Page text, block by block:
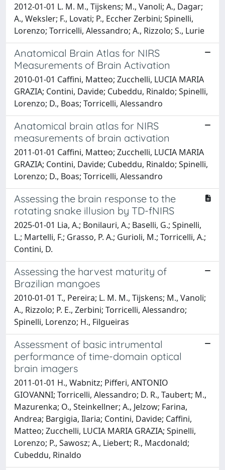
2012-01-01 L. M. M., Tijskens; M., Vanoli; A., Dagar;
A., Weksler; F., Lovati; P., Eccher Zerbini; Spinelli,
Lorenzo; Torricelli, Alessandro; A., Rizzolo; S., Lurie
Anatomical Brain Atlas for NIRS
Measurements of Brain Activation
2010-01-01 Caffini, Matteo; Zucchelli, LUCIA MARIA
GRAZIA; Contini, Davide; Cubeddu, Rinaldo; Spinelli,
Lorenzo; D., Boas; Torricelli, Alessandro
Anatomical brain atlas for NIRS
measurements of brain activation
2011-01-01 Caffini, Matteo; Zucchelli, LUCIA MARIA
GRAZIA; Contini, Davide; Cubeddu, Rinaldo; Spinelli,
Lorenzo; D., Boas; Torricelli, Alessandro
Assessing the brain response to the
rotating snake illusion by TD-fNIRS
2025-01-01 Lia, A.; Bonilauri, A.; Baselli, G.; Spinelli,
L.; Martelli, F.; Grasso, P. A.; Gurioli, M.; Torricelli, A.;
Contini, D.
Assessing the harvest maturity of
Brazilian mangoes
2010-01-01 T., Pereira; L. M. M., Tijskens; M., Vanoli;
A., Rizzolo; P. E., Zerbini; Torricelli, Alessandro;
Spinelli, Lorenzo; H., Filgueiras
Assessment of basic intrumental
performance of time-domain optical
brain imagers
2011-01-01 H., Wabnitz; Pifferi, ANTONIO
GIOVANNI; Torricelli, Alessandro; D. R., Taubert; M.,
Mazurenka; O., Steinkellner; A., Jelzow; Farina,
Andrea; Bargigia, Ilaria; Contini, Davide; Caffini,
Matteo; Zucchelli, LUCIA MARIA GRAZIA; Spinelli,
Lorenzo; P., Sawosz; A., Liebert; R., Macdonald;
Cubeddu, Rinaldo